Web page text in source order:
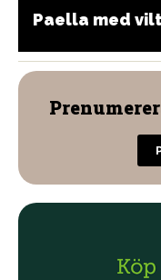
Paella med vilt